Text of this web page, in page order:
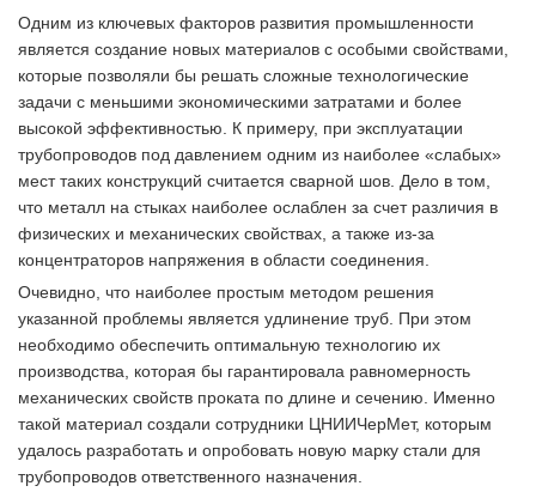
Одним из ключевых факторов развития промышленности
является создание новых материалов с особыми свойствами,
которые позволяли бы решать сложные технологические
задачи с меньшими экономическими затратами и более
высокой эффективностью. К примеру, при эксплуатации
трубопроводов под давлением одним из наиболее «слабых»
мест таких конструкций считается сварной шов. Дело в том,
что металл на стыках наиболее ослаблен за счет различия в
физических и механических свойствах, а также из-за
концентраторов напряжения в области соединения.
Очевидно, что наиболее простым методом решения
указанной проблемы является удлинение труб. При этом
необходимо обеспечить оптимальную технологию их
производства, которая бы гарантировала равномерность
механических свойств проката по длине и сечению. Именно
такой материал создали сотрудники ЦНИИЧерМет, которым
удалось разработать и опробовать новую марку стали для
трубопроводов ответственного назначения.